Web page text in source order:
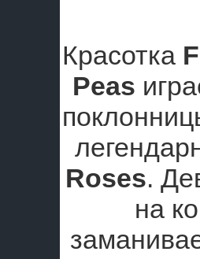
Красотка
Peas
Roses.
на